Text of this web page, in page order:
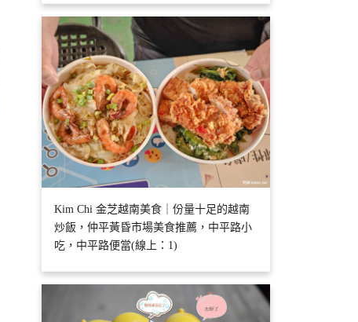
Kim Chi 金芝越南美食｜份量十足的越南
炒飯，仲平黃昏市場美食推薦，中平路小
吃，中平路便當(線上：1)